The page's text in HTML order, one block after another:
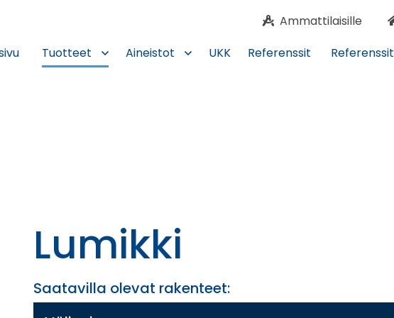
Ammattilaisille
Tuotteet Aineistot UKK Referenssit Referenssit
Lumikki
Saatavilla olevat rakenteet: